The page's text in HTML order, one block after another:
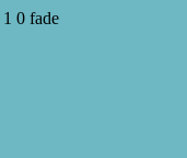
1 0 fade